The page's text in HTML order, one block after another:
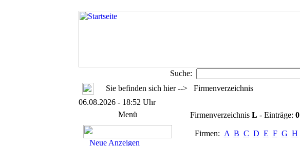
Suche:
Sie befinden sich hier --> Firmenverzeichnis
06.08.2026 - 18:52 Uhr
Menü
Neue Anzeigen
Firmenverzeichnis L - Einträge: 0
Firmen: A B C D E F G H